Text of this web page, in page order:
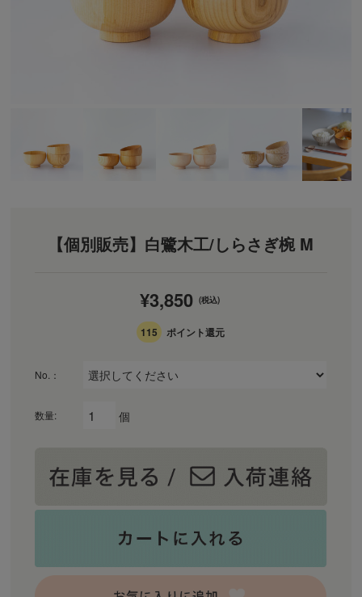
【個別販売】白鷺木工/しらさぎ椀 M
¥3,850 (税込)
115 ポイント還元
No.：
数量: 個